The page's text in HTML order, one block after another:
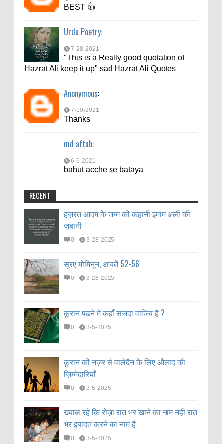
BEST 👍
Urdu Poetry:
7-28-2021
"This is a Really good quotation of
Hazrat Ali keep it up" sad Hazrat Ali Quotes
Anonymous:
7-10-2021
Thanks
md aftab:
6-6-2021
bahut acche se bataya
RECENT
हज़रत आदम के जन्म की कहानी इमाम अली की
ज़बानी
0 3-28-2025
सूरए मोमिनून, आयतें 52-56
0 3-28-2025
क़ुरान पढ़ने में कहाँ सजदा वाजिब है ?
0 3-5-2025
क़ुरान की नज़र से वालेदैन के लिए औलाद की
ज़िम्मेदारियाँ
0 3-5-2025
ख्याल रहे कि रोज़ा रात भर खाने का नाम नहीं रात
भर इबादत करने का नाम है
0 3-5-2025